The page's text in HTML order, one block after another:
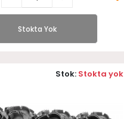
Stokta Yok
Stok: Stokta yok